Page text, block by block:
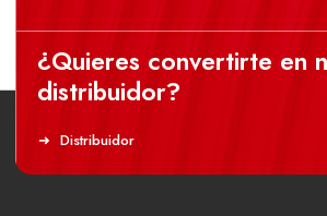
¿Quieres convertirte en
distribuidor?
Distribuidor